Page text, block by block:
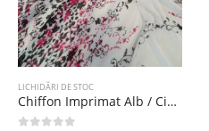
LICHIDĂRI DE STOC
Chiffon Imprimat Alb / Ciclam